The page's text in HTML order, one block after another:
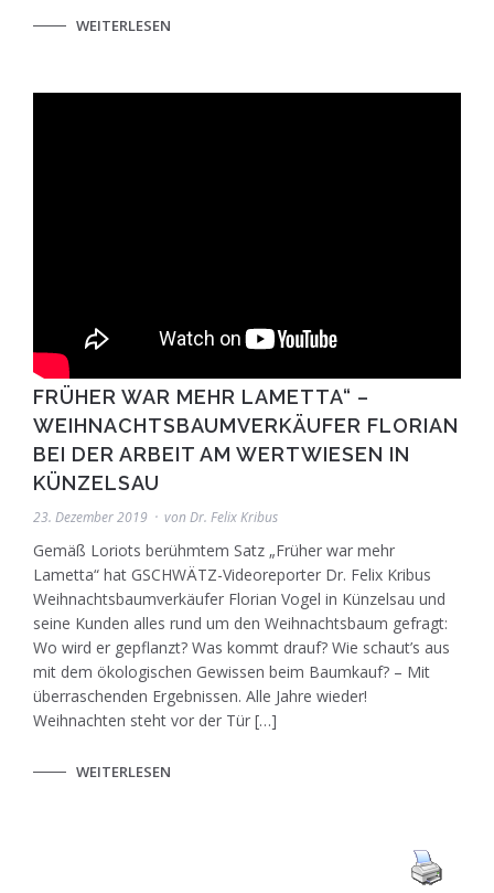
WEITERLESEN
FRÜHER WAR MEHR LAMETTA“ –
WEIHNACHTSBAUMVERKÄUFER FLORIAN
BEI DER ARBEIT AM WERTWIESEN IN
KÜNZELSAU
23. Dezember 2019 von Dr. Felix Kribus
Gemäß Loriots berühmtem Satz „Früher war mehr
Lametta“ hat GSCHWÄTZ-Videoreporter Dr. Felix Kribus
Weihnachtsbaumverkäufer Florian Vogel in Künzelsau und
seine Kunden alles rund um den Weihnachtsbaum gefragt:
Wo wird er gepflanzt? Was kommt drauf? Wie schaut’s aus
mit dem ökologischen Gewissen beim Baumkauf? – Mit
überraschenden Ergebnissen. Alle Jahre wieder!
Weihnachten steht vor der Tür […]
WEITERLESEN